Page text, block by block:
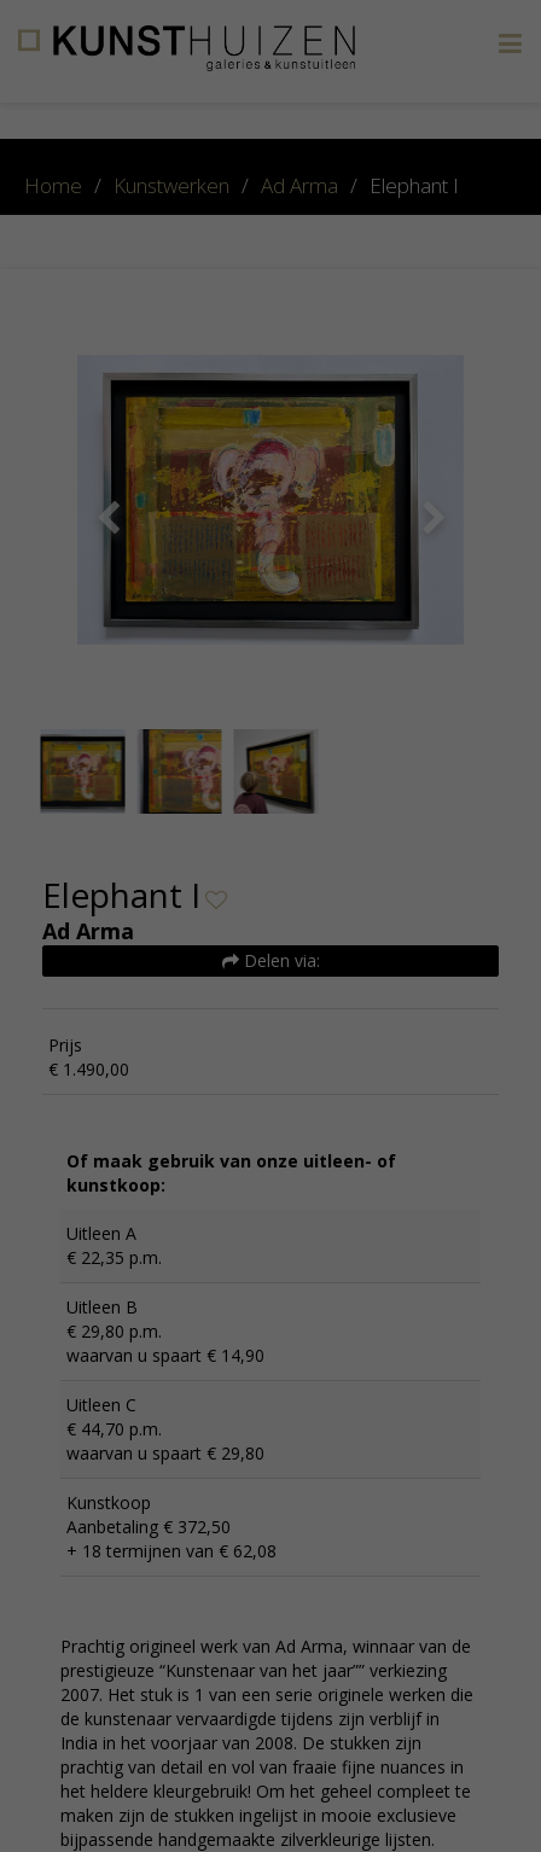
Home / Kunstwerken / Ad Arma / Elephant I
Elephant I
Ad Arma
Delen via:
Prijs
€ 1.490,00
Of maak gebruik van onze uitleen- of
kunstkoop:
Uitleen A
€ 22,35 p.m.
Uitleen B
€ 29,80 p.m.
waarvan u spaart € 14,90
Uitleen C
€ 44,70 p.m.
waarvan u spaart € 29,80
Kunstkoop
Aanbetaling € 372,50
+ 18 termijnen van € 62,08
Prachtig origineel werk van Ad Arma, winnaar van de
prestigieuze “Kunstenaar van het jaar”” verkiezing
2007. Het stuk is 1 van een serie originele werken die
de kunstenaar vervaardigde tijdens zijn verblijf in
India in het voorjaar van 2008. De stukken zijn
prachtig van detail en vol van fraaie fijne nuances in
het heldere kleurgebruik! Om het geheel compleet te
maken zijn de stukken ingelijst in mooie exclusieve
bijpassende handgemaakte zilverkleurige lijsten.